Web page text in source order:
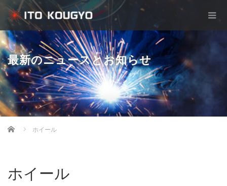
最新のニュースとお知らせ
Home ホイール
ホイール